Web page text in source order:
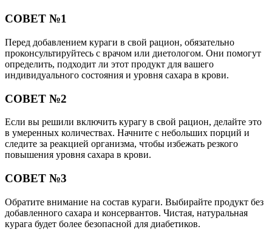
СОВЕТ №1
Перед добавлением кураги в свой рацион, обязательно
проконсультируйтесь с врачом или диетологом. Они помогут
определить, подходит ли этот продукт для вашего
индивидуального состояния и уровня сахара в крови.
СОВЕТ №2
Если вы решили включить курагу в свой рацион, делайте это
в умеренных количествах. Начните с небольших порций и
следите за реакцией организма, чтобы избежать резкого
повышения уровня сахара в крови.
СОВЕТ №3
Обратите внимание на состав кураги. Выбирайте продукт без
добавленного сахара и консервантов. Чистая, натуральная
курага будет более безопасной для диабетиков.